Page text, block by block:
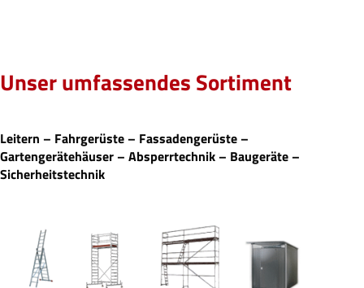
Unser umfassendes Sortiment
Leitern – Fahrgerüste – Fassadengerüste –
Gartengerätehäuser – Absperrtechnik – Baugeräte –
Sicherheitstechnik